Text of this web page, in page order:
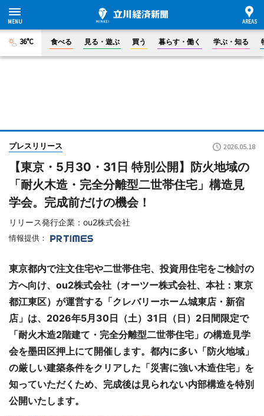
36°C 食べる 見る・遊ぶ 買う 暮らす・働く 学ぶ・知る
プレスリリース 2026.05.18
【東京・5月30・31日 特別公開】防火地域の
「耐火木造・完全分離型二世帯住宅」構造見
学会。完成前だけの機会！
リリース発行企業：ou2株式会社
情報提供：
東京都内で注文住宅や二世帯住宅、投資用住宅をご検討の
方へ向け、ou2株式会社（オーツー株式会社、本社：東京
都江東区）が運営する「クレバリーホーム城東店・新宿
店」は、2026年5月30日（土）31日（日）2日間限定で
「耐火木造2階建て・完全分離型二世帯住宅」の構造見学
会を墨田区押上にて開催します。都内に多い「防火地域」
の厳しい建築条件をクリアした「災害に強い木造住宅」を
知っていただくため、完成後は見られない内部構造を特別
公開いたします。